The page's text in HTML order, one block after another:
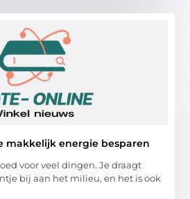
makkelijk energie besparen
voor veel dingen. Je draagt
bij aan het milieu, en het is ook